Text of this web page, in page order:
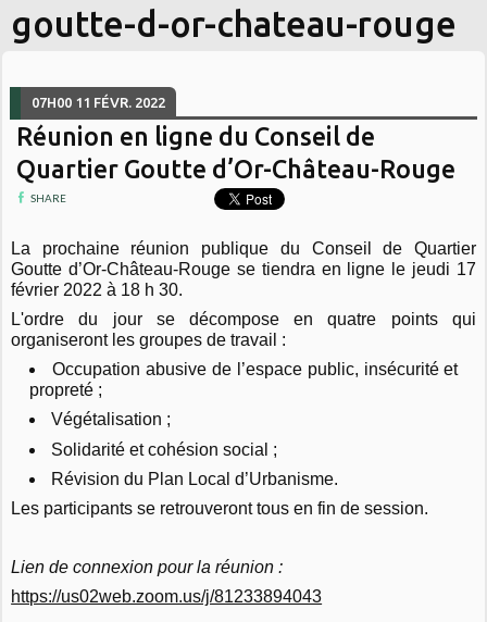
goutte-d-or-chateau-rouge
07H00 11 FÉVR. 2022
Réunion en ligne du Conseil de
Quartier Goutte d’Or-Château-Rouge
SHARE
La prochaine réunion publique du Conseil de Quartier
Goutte d’Or-Château-Rouge se tiendra en ligne le jeudi 17
février 2022 à 18 h 30.
L'ordre du jour se décompose en quatre points qui
organiseront les groupes de travail :
Occupation abusive de l’espace public, insécurité et
propreté ;
Végétalisation ;
Solidarité et cohésion social ;
Révision du Plan Local d’Urbanisme.
Les participants se retrouveront tous en fin de session.
Lien de connexion pour la réunion :
https://us02web.zoom.us/j/81233894043